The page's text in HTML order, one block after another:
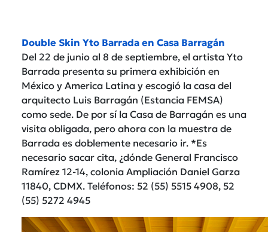
Double Skin Yto Barrada en Casa Barragán
Del 22 de junio al 8 de septiembre, el artista Yto
Barrada presenta su primera exhibición en
México y America Latina y escogió la casa del
arquitecto Luis Barragán (Estancia FEMSA)
como sede. De por sí la Casa de Barragán es una
visita obligada, pero ahora con la muestra de
Barrada es doblemente necesario ir. *Es
necesario sacar cita, ¿dónde General Francisco
Ramírez 12-14, colonia Ampliación Daniel Garza
11840, CDMX. Teléfonos: 52 (55) 5515 4908, 52
(55) 5272 4945